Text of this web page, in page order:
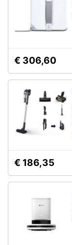
€ 306,60
€ 186,35